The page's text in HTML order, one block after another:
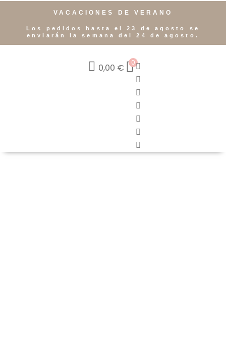
VACACIONES DE VERANO
Los pedidos hasta el 23 de agosto se
enviarán la semana del 24 de agosto.
0,00 € 0